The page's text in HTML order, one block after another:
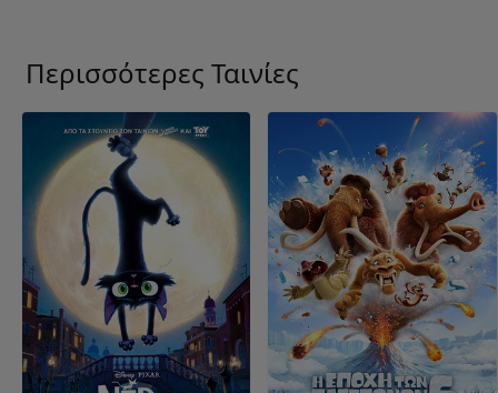
Περισσότερες Ταινίες